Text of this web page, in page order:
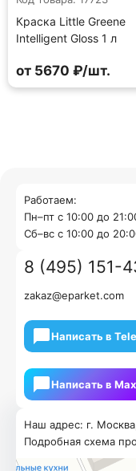
Краска Little Greene
Intelligent Gloss 1 л
от 5670 ₽/шт.
Наш адрес: г.
Подробная схема
Работаем:
Пн–пт с 10:00 до
Cб–вс с 10:00 до
8 (495) 151-
zakaz@eparket.com
Написать в
Написать в Мах